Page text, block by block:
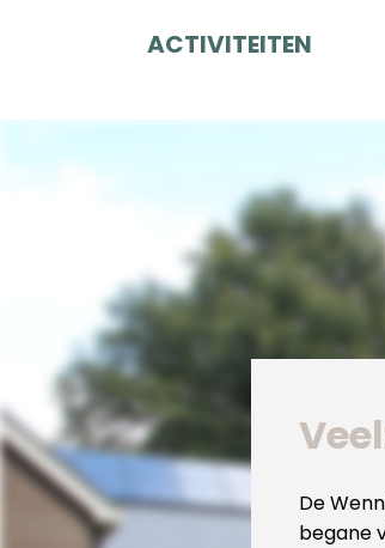
ACTIVITEITEN
De
begane